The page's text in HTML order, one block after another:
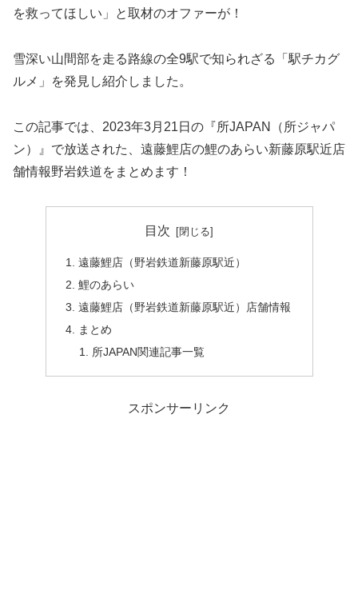
を救ってほしい」と取材のオファーが！
雪深い山間部を走る路線の全9駅で知られざる「駅チカグ
ルメ」を発見し紹介しました。
この記事では、2023年3月21日の『所JAPAN（所ジャパ
ン）』で放送された、遠藤鯉店の鯉のあらい新藤原駅近店
舗情報野岩鉄道をまとめます！
目次
遠藤鯉店（野岩鉄道新藤原駅近）
鯉のあらい
遠藤鯉店（野岩鉄道新藤原駅近）店舗情報
まとめ
所JAPAN関連記事一覧
スポンサーリンク